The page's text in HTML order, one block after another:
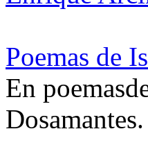
Poemas de
En